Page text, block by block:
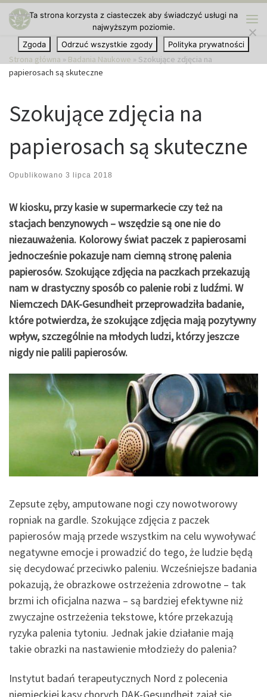
Przejdź do treści
Strona główna » Badania Naukowe » Szokujące zdjęcia na
papierosach są skuteczne
Szokujące zdjęcia na
papierosach są skuteczne
Opublikowano 3 lipca 2018
W kiosku, przy kasie w supermarkecie czy też na
stacjach benzynowych – wszędzie są one nie do
niezauważenia. Kolorowy świat paczek z papierosami
jednocześnie pokazuje nam ciemną stronę palenia
papierosów. Szokujące zdjęcia na paczkach przekazują
nam w drastyczny sposób co palenie robi z ludźmi. W
Niemczech DAK-Gesundheit przeprowadziła badanie,
które potwierdza, że szokujące zdjęcia mają pozytywny
wpływ, szczególnie na młodych ludzi, którzy jeszcze
nigdy nie palili papierosów.
Zepsute zęby, amputowane nogi czy nowotworowy
ropniak na gardle. Szokujące zdjęcia z paczek
papierosów mają przede wszystkim na celu wywoływać
negatywne emocje i prowadzić do tego, że ludzie będą
się decydować przeciwko paleniu. Wcześniejsze badania
pokazują, że obrazkowe ostrzeżenia zdrowotne – tak
brzmi ich oficjalna nazwa – są bardziej efektywne niż
zwyczajne ostrzeżenia tekstowe, które przekazują
ryzyka palenia tytoniu. Jednak jakie działanie mają
takie obrazki na nastawienie młodzieży do palenia?
Instytut badań terapeutycznych Nord z polecenia
Ta strona korzysta z ciasteczek aby świadczyć usługi na
najwyższym poziomie.
Zgoda
Odrzuć wszystkie zgody Polityka prywatności